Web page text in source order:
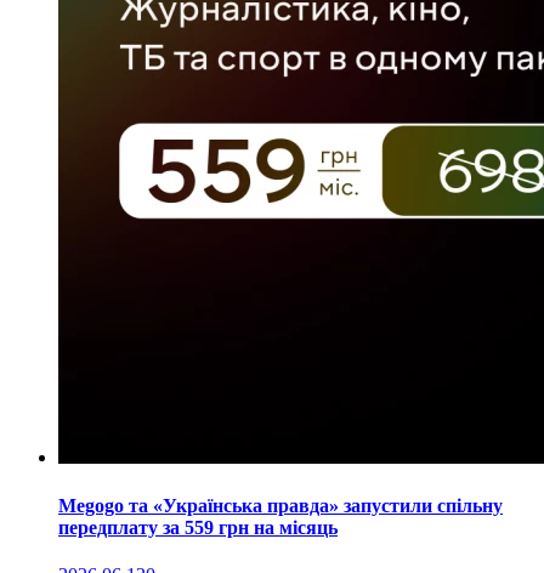
Megogo та «Українська правда» запустили спільну
передплату за 559 грн на місяць